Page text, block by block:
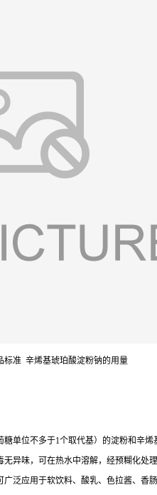
标准 辛烯基琥珀酸淀粉钠的用量
糖单位不多于1个取代基）的淀粉和辛
无异味，可在热水中溶解，经预糊化
广泛应用于软饮料、酸乳、色拉酱、香